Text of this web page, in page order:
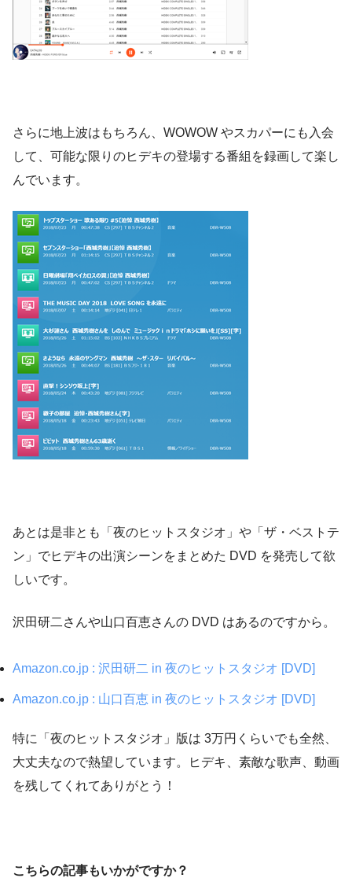
さらに地上波はもちろん、WOWOW やスカパーにも入会
して、可能な限りのヒデキの登場する番組を録画して楽し
んでいます。
あとは是非とも「夜のヒットスタジオ」や「ザ・ベストテ
ン」でヒデキの出演シーンをまとめた DVD を発売して欲
しいです。
沢田研二さんや山口百恵さんの DVD はあるのですから。
Amazon.co.jp : 沢田研二 in 夜のヒットスタジオ [DVD]
Amazon.co.jp : 山口百恵 in 夜のヒットスタジオ [DVD]
特に「夜のヒットスタジオ」版は 3万円くらいでも全然、
大丈夫なので熱望しています。ヒデキ、素敵な歌声、動画
を残してくれてありがとう！
こちらの記事もいかがですか？